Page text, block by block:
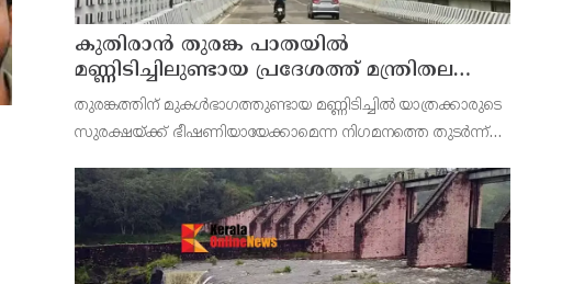
കുതിരാന്‍ തുരങ്ക പാതയില്‍
മണ്ണിടിച്ചിലുണ്ടായ പ്രദേശത്ത് മന്ത്രിതല
സംഘത്തിന്റെ അടിയന്തര സന്ദര്‍ശനം
തുരങ്കത്തിന് മുകള്‍ഭാഗത്തുണ്ടായ മണ്ണിടിച്ചില്‍ യാത്രക്കാരുടെ
സുരക്ഷയ്ക്ക് ഭീഷണിയായേക്കാമെന്ന നിഗമനത്തെ തുടര്‍ന്ന്
നിയോഗിച്ചിരുന്നു.